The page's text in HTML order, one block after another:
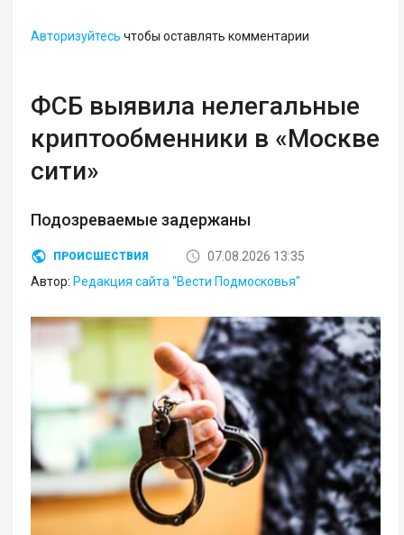
Авторизуйтесь чтобы оставлять комментарии
ФСБ выявила нелегальные
криптообменники в «Москве
сити»
Подозреваемые задержаны
ПРОИСШЕСТВИЯ
07.08.2026 13:35
Автор: Редакция сайта "Вести Подмосковья"